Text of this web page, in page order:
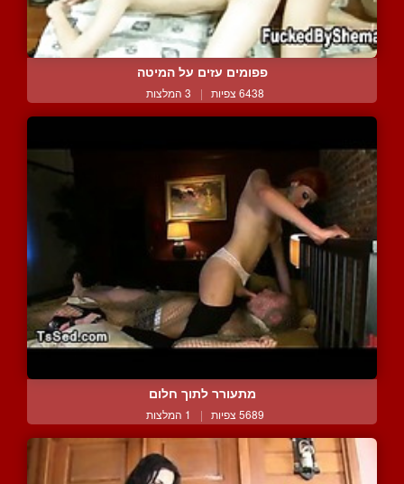
פפומים עזים על המיטה
6438 צפיות | 3 המלצות
מתעורר לתוך חלום
5689 צפיות | 1 המלצות